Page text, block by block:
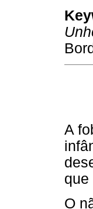
A
que
O